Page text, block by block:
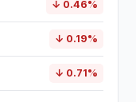
↓ 0.46%
↓ 0.19%
↓ 0.71%